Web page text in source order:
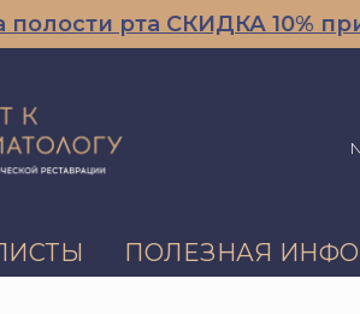
рта СКИДКА 10% при
ПОЛЕЗНАЯ